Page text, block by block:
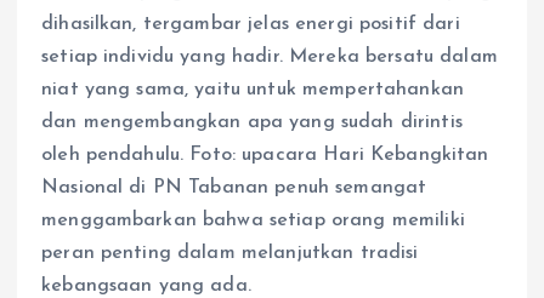
dihasilkan, tergambar jelas energi positif dari
setiap individu yang hadir. Mereka bersatu dalam
niat yang sama, yaitu untuk mempertahankan
dan mengembangkan apa yang sudah dirintis
oleh pendahulu. Foto: upacara Hari Kebangkitan
Nasional di PN Tabanan penuh semangat
menggambarkan bahwa setiap orang memiliki
peran penting dalam melanjutkan tradisi
kebangsaan yang ada.